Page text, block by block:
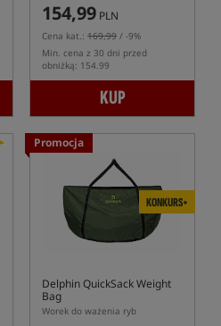
154,99 PLN
Cena kat.: 169,99 / -9%
Min. cena z 30 dni przed
obniżką: 154.99
KUP
Promocja
KONKURS+
Delphin QuickSack Weight
Bag
Worek do ważenia ryb